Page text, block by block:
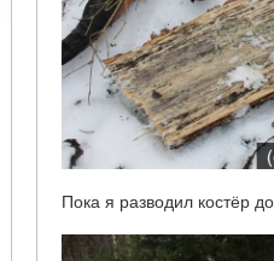
Пока я разводил костёр